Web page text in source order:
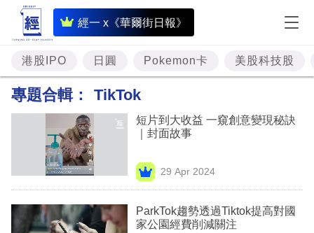
經一 x《華爾街日報》
即
時
財
經
題
投
資
樓
市
港股IPO 日圓 Pokemon卡 美股科技股
專題合輯： TikTok
短片到大收益 一窺創意變現秘訣
｜封面故事
29 Apr 2024
ParkTok趨勢透過Tiktok提高對國
家公園經費削減關注